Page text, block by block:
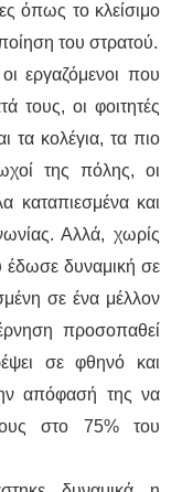
όπως το κλείσιμο
του στρατού.
οι εργαζόμενοιπου
τους, οι φοιτητές
τα κολέγια, τα πιο
της πόλης, οι
α καταπιεσμένακαι
Αλλά,χωρίς
έδωσε δυναμική σε
η σε ένα μέλλον
προσοπαθεί
σε φθηνό και
απόφασή της να
στο 75% του